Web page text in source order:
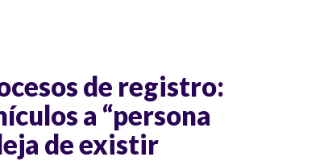
de registro:
a “persona
de existir